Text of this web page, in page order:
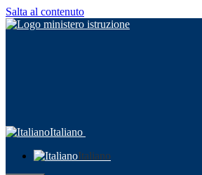
Salta al contenuto
Italiano
Italiano